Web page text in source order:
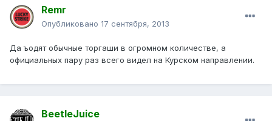
Remr
Опубликовано 17 сентября, 2013
Да ъодят обычные торгаши в огромном количестве, а
официальных пару раз всего видел на Курском направлении.
BeetleJuice